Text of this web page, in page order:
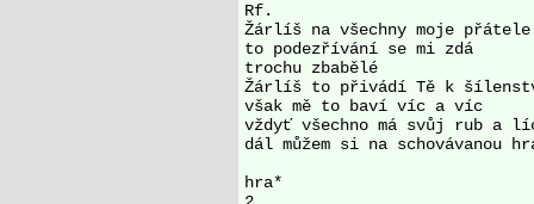
Rf.
Žárlíš na všechny moje
to podezřívání se mi zdá
trochu zbabělé
Žárlíš to přivádí Tě k
však mě to baví víc a víc
vždyť všechno má svůj rub a
dál můžem si na schovávanou
hra*